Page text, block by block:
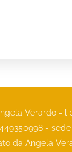
Verardo -
-
da Angela